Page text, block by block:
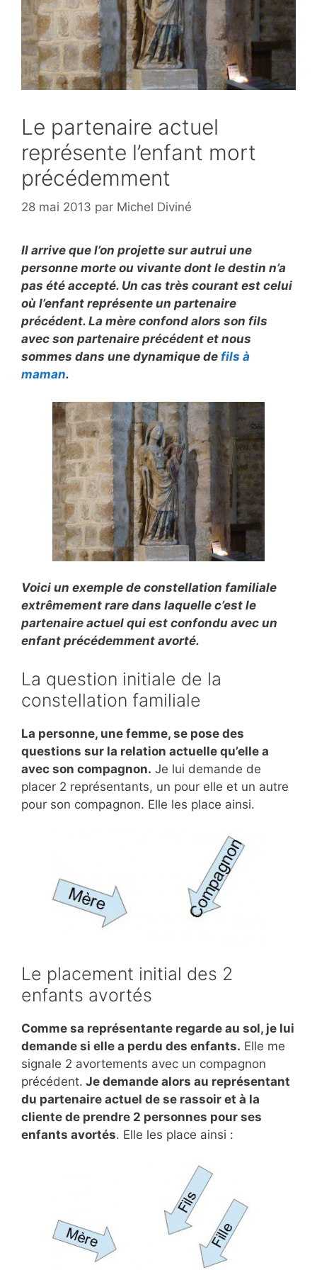
Le partenaire actuel
représente l’enfant mort
précédemment
28 mai 2013 par Michel Diviné
Il arrive que l’on projette sur autrui une
personne morte ou vivante dont le destin n’a
pas été accepté. Un cas très courant est celui
où l’enfant représente un partenaire
précédent. La mère confond alors son fils
avec son partenaire précédent et nous
sommes dans une dynamique de fils à
maman.
Voici un exemple de constellation familiale
extrêmement rare dans laquelle c’est le
partenaire actuel qui est confondu avec un
enfant précédemment avorté.
La question initiale de la
constellation familiale
La personne, une femme, se pose des
questions sur la relation actuelle qu’elle a
avec son compagnon. Je lui demande de
placer 2 représentants, un pour elle et un autre
pour son compagnon. Elle les place ainsi.
Le placement initial des 2
enfants avortés
Comme sa représentante regarde au sol, je lui
demande si elle a perdu des enfants. Elle me
signale 2 avortements avec un compagnon
précédent. Je demande alors au représentant
du partenaire actuel de se rassoir et à la
cliente de prendre 2 personnes pour ses
enfants avortés. Elle les place ainsi :